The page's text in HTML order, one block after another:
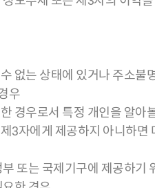
없는 상태에 있거나 주소
우
경우로서 특정 개인을 알아
3자에게 제공하지 아니하
또는 국제기구에 제공하기